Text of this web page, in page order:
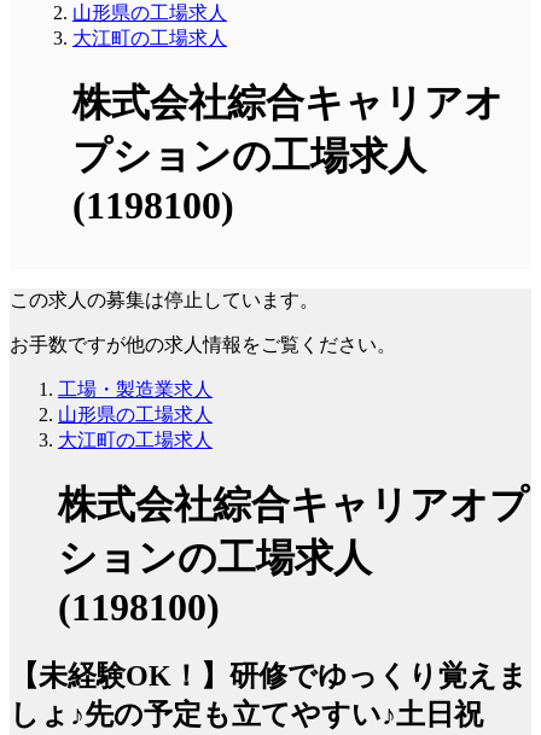
山形県の工場求人
大江町の工場求人
株式会社綜合キャリアオ
プションの工場求人
(1198100)
この求人の募集は停止しています。
お手数ですが他の求人情報をご覧ください。
工場・製造業求人
山形県の工場求人
大江町の工場求人
株式会社綜合キャリアオプ
ションの工場求人
(1198100)
【未経験OK！】研修でゆっくり覚えま
しょ♪先の予定も立てやすい♪土日祝